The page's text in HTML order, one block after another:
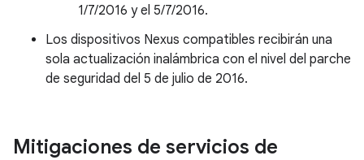
1/7/2016 y el 5/7/2016.
Los dispositivos Nexus compatibles recibirán una
sola actualización inalámbrica con el nivel del parche
de seguridad del 5 de julio de 2016.
Mitigaciones de servicios de